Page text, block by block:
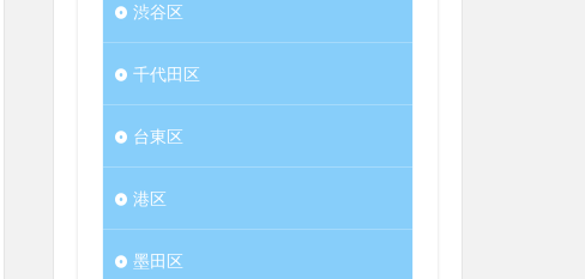
渋谷区
千代田区
台東区
港区
墨田区